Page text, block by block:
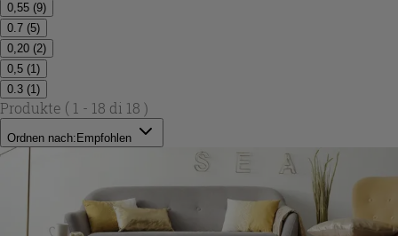
0,55 (9)
0.7 (5)
0,20 (2)
0,5 (1 )
0.3 (1 )
Produkte ( 1 - 18 di 18 )
Ordnen nach: Empfohlen